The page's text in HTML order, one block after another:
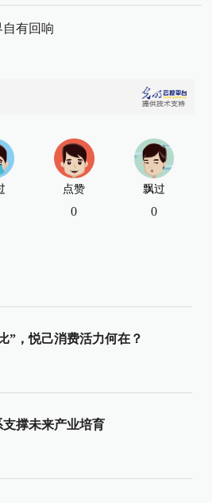
有回响
点赞
0
飘过
0
”，悦己消费活力何在？
撑未来产业培育